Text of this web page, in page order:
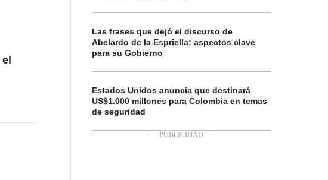
el
Las frases que dejó el discurso de
Abelardo de la Espriella: aspectos clave
para su Gobierno
Estados Unidos anuncia que destinará
US$1.000 millones para Colombia en temas
de seguridad